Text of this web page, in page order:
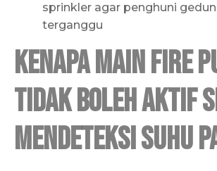
sprinkler agar penghuni
terganggu
Kenapa Main Fire
Tidak Boleh Aktif
Mendeteksi Suhu